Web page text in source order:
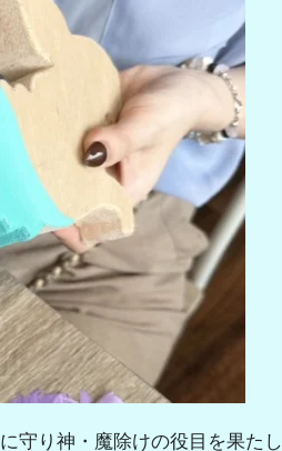
守り神・魔除けの役目を果たし